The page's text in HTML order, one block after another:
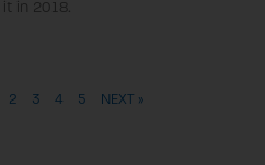
in 2018.
2 3 4 5 NEXT »